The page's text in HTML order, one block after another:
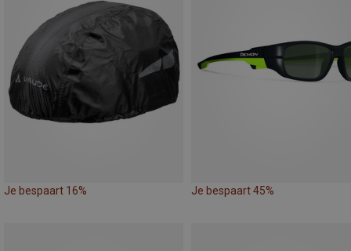
Je bespaart 16% Je bespaart 45%